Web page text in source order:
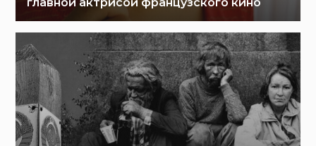
главной актрисой французского кино